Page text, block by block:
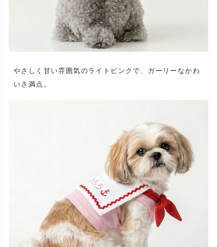
やさしく甘い雰囲気のライトピンクで、ガーリーなかわ
いさ満点。